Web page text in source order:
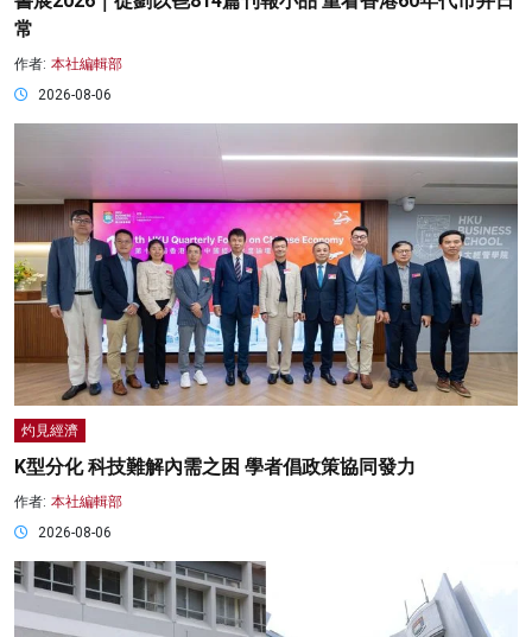
常
作者: 本社編輯部
2026-08-06
灼見經濟
K型分化 科技難解內需之困 學者倡政策協同發力
作者: 本社編輯部
2026-08-06